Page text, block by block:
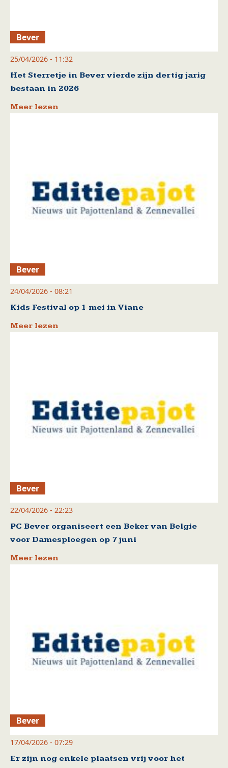
Bever
25/04/2026 - 11:32
Het Sterretje in Bever vierde zijn dertig jarig
bestaan in 2026
Meer lezen
Bever
24/04/2026 - 08:21
Kids Festival op 1 mei in Viane
Meer lezen
Bever
22/04/2026 - 22:23
PC Bever organiseert een Beker van Belgie
voor Damesploegen op 7 juni
Meer lezen
Bever
17/04/2026 - 07:29
Er zijn nog enkele plaatsen vrij voor het